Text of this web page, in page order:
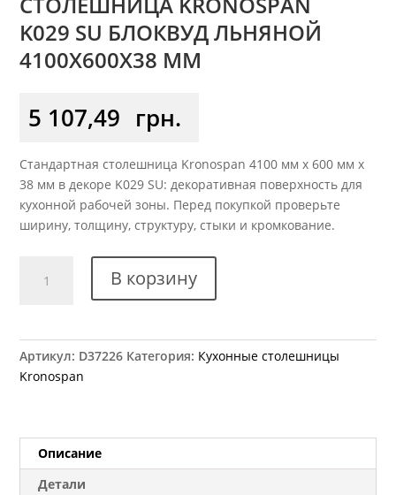
K029 SU БЛОКВУД ЛЬНЯНОЙ
4100X600X38 ММ
5 107,49 грн.
Стандартная столешница Kronospan 4100 мм x 600 мм x
38 мм в декоре K029 SU: декоративная поверхность для
кухонной рабочей зоны. Перед покупкой проверьте
ширину, толщину, структуру, стыки и кромкование.
товара
Столешница
SU
Блоквуд
В корзину
Артикул: D37226 Категория: Кухонные столешницы
Kronospan
Описание
Детали